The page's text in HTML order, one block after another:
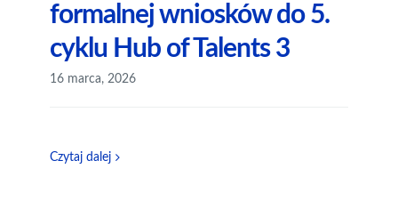
formalnej wniosków do 5.
cyklu Hub of Talents 3
16 marca, 2026
Czytaj dalej